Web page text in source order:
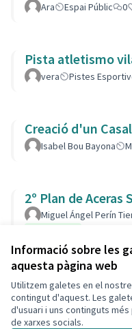
Informació sobre les
aquesta pàgina web
Utilitzem galetes en el
contingut d'aquest. Les
d'usuari i uns continguts
de xarxes socials.
Ara Espai Públic 0
Pista atletismo
vera Pistes
Creació d'un
Isabel Bou Bayona
2º Plan de Aceras
Miguel Ángel Perín
Termes i condicions d'ús
Configuració de les galetes
Decidim Calafell a X
Decidim Calafell a
Decidim Calafell a
Decidim